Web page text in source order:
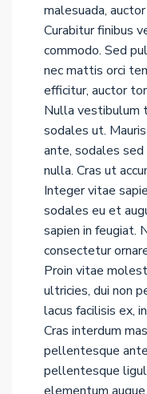
malesuada,
Curabitur finibus
commodo. Sed
nec mattis orci
efficitur, auctor
Nulla vestibulum
sodales ut.
ante, sodales sed
nulla. Cras ut
Integer vitae
sodales eu et
sapien in feugiat.
consectetur
Proin vitae
ultricies, dui non
lacus facilisis ex,
Cras interdum
pellentesque
pellentesque